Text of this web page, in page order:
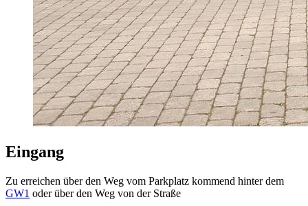
Eingang
Zu erreichen über den Weg vom Parkplatz kommend hinter dem
GW1 oder über den Weg von der Straße